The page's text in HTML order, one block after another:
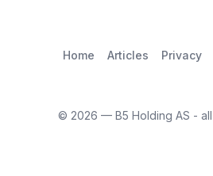
Home Articles Privacy
© 2026 — B5 Holding AS -